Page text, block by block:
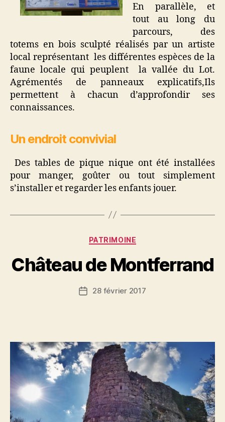
En parallèle, et
tout au long du
parcours, des
totems en bois sculpté réalisés par un artiste
local représentant les différentes espèces de la
faune locale qui peuplent la vallée du Lot.
Agrémentés de panneaux explicatifs,Ils
permettent à chacun d’approfondir ses
connaissances.
Un endroit convivial
Des tables de pique nique ont été installées
pour manger, goûter ou tout simplement
s’installer et regarder les enfants jouer.
Catégories
PATRIMOINE
Château de Montferrand
Date28 février 2017